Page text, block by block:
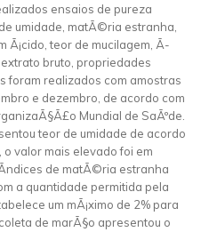
ensaios de pureza
umidade, matÃ©ria estranha,
Ã¡cido, teor de mucilagem, Ã­
bruto, propriedades
foram realizados com amostras
e dezembro, de acordo com
Mundial de SaÃºde.
teor de umidade de acordo
valor mais elevado foi em
de matÃ©ria estranha
a quantidade permitida pela
um mÃ¡ximo de 2% para
de marÃ§o apresentou o